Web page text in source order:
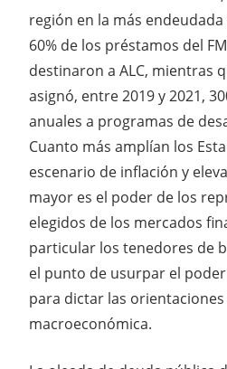
región en la más
60% de los préstamos del
destinaron a ALC, mientras
asignó, entre 2019 y 2021,
anuales a programas de
Cuanto más amplían los
escenario de inflación y
mayor es el poder de los
elegidos de los mercados
particular los tenedores de
el punto de usurpar el
para dictar las
macroeconómica.